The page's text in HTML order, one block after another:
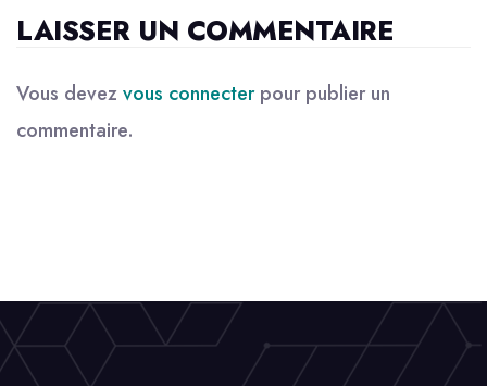
LAISSER UN COMMENTAIRE
Vous devez vous connecterpour publier un
commentaire.